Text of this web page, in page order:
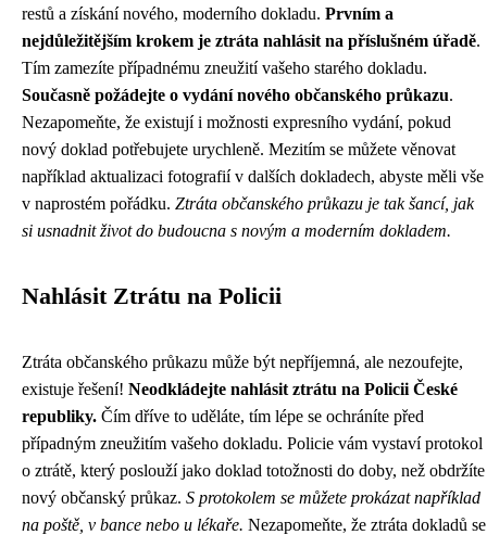
restů a získání nového, moderního dokladu. Prvním a
nejdůležitějším krokem je ztráta nahlásit na příslušném úřadě.
Tím zamezíte případnému zneužití vašeho starého dokladu.
Současně požádejte o vydání nového občanského průkazu.
Nezapomeňte, že existují i možnosti expresního vydání, pokud
nový doklad potřebujete urychleně. Mezitím se můžete věnovat
například aktualizaci fotografií v dalších dokladech, abyste měli vše
v naprostém pořádku. Ztráta občanského průkazu je tak šancí, jak
si usnadnit život do budoucna s novým a moderním dokladem.
Nahlásit Ztrátu na Policii
Ztráta občanského průkazu může být nepříjemná, ale nezoufejte,
existuje řešení! Neodkládejte nahlásit ztrátu na Policii České
republiky. Čím dříve to uděláte, tím lépe se ochráníte před
případným zneužitím vašeho dokladu. Policie vám vystaví protokol
o ztrátě, který poslouží jako doklad totožnosti do doby, než obdržíte
nový občanský průkaz. S protokolem se můžete prokázat například
na poště, v bance nebo u lékaře. Nezapomeňte, že ztráta dokladů se